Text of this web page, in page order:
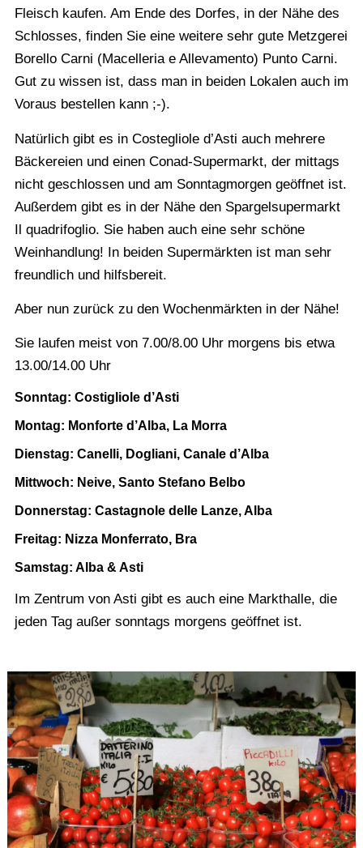
Fleisch kaufen. Am Ende des Dorfes, in der Nähe des
Schlosses, finden Sie eine weitere sehr gute Metzgerei
Borello Carni (Macelleria e Allevamento) Punto Carni.
Gut zu wissen ist, dass man in beiden Lokalen auch im
Voraus bestellen kann ;-).
Natürlich gibt es in Costegliole d’Asti auch mehrere
Bäckereien und einen Conad-Supermarkt, der mittags
nicht geschlossen und am Sonntagmorgen geöffnet ist.
Außerdem gibt es in der Nähe den Spargelsupermarkt
Il quadrifoglio. Sie haben auch eine sehr schöne
Weinhandlung! In beiden Supermärkten ist man sehr
freundlich und hilfsbereit.
Aber nun zurück zu den Wochenmärkten in der Nähe!
Sie laufen meist von 7.00/8.00 Uhr morgens bis etwa
13.00/14.00 Uhr
Sonntag: Costigliole d’Asti
Montag: Monforte d’Alba, La Morra
Dienstag: Canelli, Dogliani, Canale d’Alba
Mittwoch: Neive, Santo Stefano Belbo
Donnerstag: Castagnole delle Lanze, Alba
Freitag: Nizza Monferrato, Bra
Samstag: Alba & Asti
Im Zentrum von Asti gibt es auch eine Markthalle, die
jeden Tag außer sonntags morgens geöffnet ist.